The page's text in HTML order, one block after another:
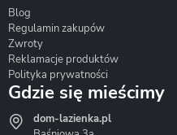
Hydrostop
Blog
Regulamin zakupów
Zwroty
Reklamacje produktów
Polityka prywatności
Gdzie się mieścimy
dom-lazienka.pl